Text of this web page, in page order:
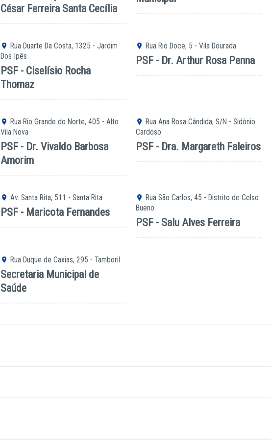
César Ferreira Santa Cecília
Rua Duarte Da Costa, 1325 - Jardim
Dos Ipês
PSF - Ciselísio Rocha
Thomaz
Rua Rio Doce, 5 - Vila Dourada
PSF - Dr. Arthur Rosa Penna
Rua Rio Grande do Norte, 405 - Alto
Vila Nova
PSF - Dr. Vivaldo Barbosa
Amorim
Rua Ana Rosa Cândida, S/N - Sidônio
Cardoso
PSF - Dra. Margareth Faleiros
Av. Santa Rita, 511 - Santa Rita
PSF - Maricota Fernandes
Rua São Carlos, 45 - Distrito de Celso
Bueno
PSF - Salu Alves Ferreira
Rua Duque de Caxias, 295 - Tamboril
Secretaria Municipal de
Saúde